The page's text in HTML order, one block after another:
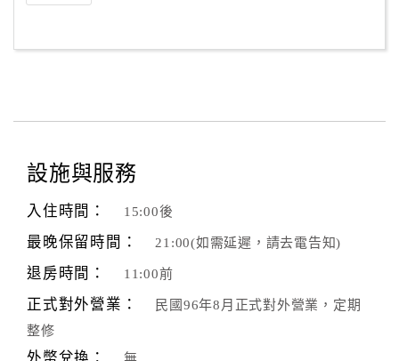
設施與服務
入住時間： 15:00後
最晚保留時間： 21:00(如需延遲，請去電告知)
退房時間： 11:00前
正式對外營業：
民國96年8月正式對外營業，定期
整修